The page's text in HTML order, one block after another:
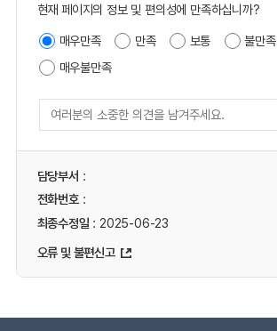
현재 페이지의 정보 및 편의성에 만족하십니까?
매우만족 만족 보통
불만족
매우불만족
담당부서 :
전화번호:
최종수정일 : 2025-06-23
오류 및 불편신고